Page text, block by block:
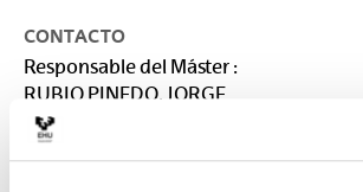
CONTACTO
Responsable del Máster :
RUBIO PINEDO, JORGE
jorge.rubio@ehu.eus
Secretaría :